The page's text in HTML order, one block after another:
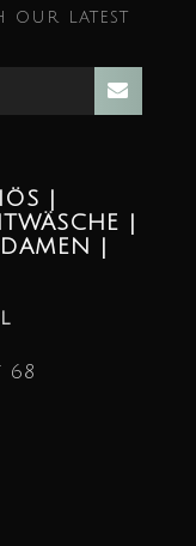
our latest
|
|
|